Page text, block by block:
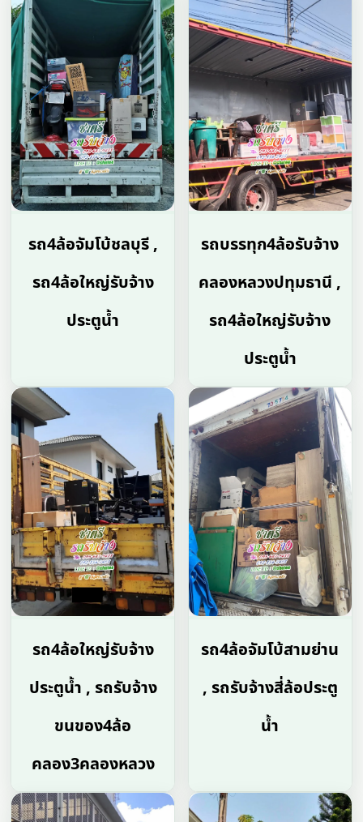
รถ4ล้อจัมโบ้ชลบุรี ,
รถ4ล้อใหญ่รับจ้าง
ประตูน้ำ
รถบรรทุก4ล้อรับจ้าง
คลองหลวงปทุมธานี ,
รถ4ล้อใหญ่รับจ้าง
ประตูน้ำ
รถ4ล้อใหญ่รับจ้าง
ประตูน้ำ , รถรับจ้าง
ขนของ4ล้อ
คลอง3คลองหลวง
รถ4ล้อจัมโบ้สามย่าน
, รถรับจ้างสี่ล้อประตู
น้ำ